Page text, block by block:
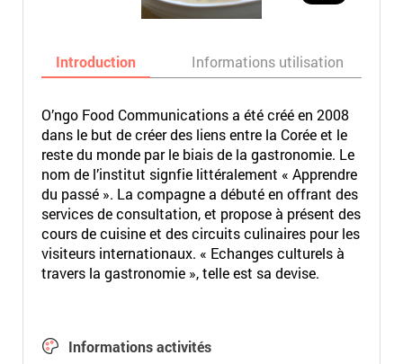
Introduction Informations utilisation
O’ngo Food Communications a été créé en 2008
dans le but de créer des liens entre la Corée et le
reste du monde par le biais de la gastronomie. Le
nom de l’institut signfie littéralement « Apprendre
du passé ». La compagne a débuté en offrant des
services de consultation, et propose à présent des
cours de cuisine et des circuits culinaires pour les
visiteurs internationaux. « Echanges culturels à
travers la gastronomie », telle est sa devise.
Informations activités